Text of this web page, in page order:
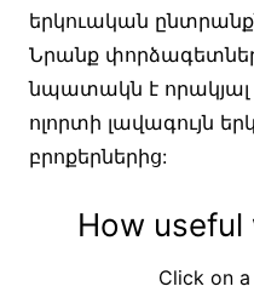
երկուական
Նրանք
նպատակն է որակյալ
ոլորտի լավագույն
բրոքերներից:
How
Click on